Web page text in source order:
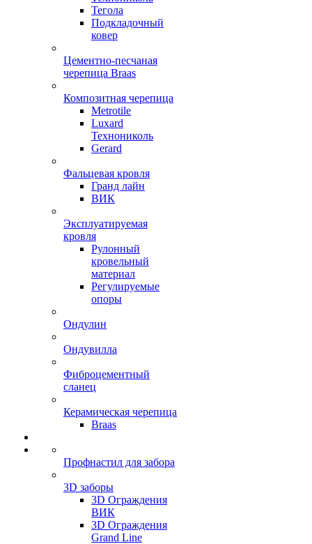
Тегола
Подкладочный
ковер
Цементно-песчаная
черепица Braas
Композитная черепица
Metrotile
Luxard
Технониколь
Gerard
Фальцевая кровля
Гранд лайн
ВИК
Эксплуатируемая
кровля
Рулонный
кровельный
материал
Регулируемые
опоры
Ондулин
Ондувилла
Фиброцементный
сланец
Керамическая черепица
Braas
Профнастил для забора
3D заборы
3D Ограждения
ВИК
3D Ограждения
Grand Line